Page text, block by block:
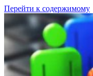
Перейти к содержимому